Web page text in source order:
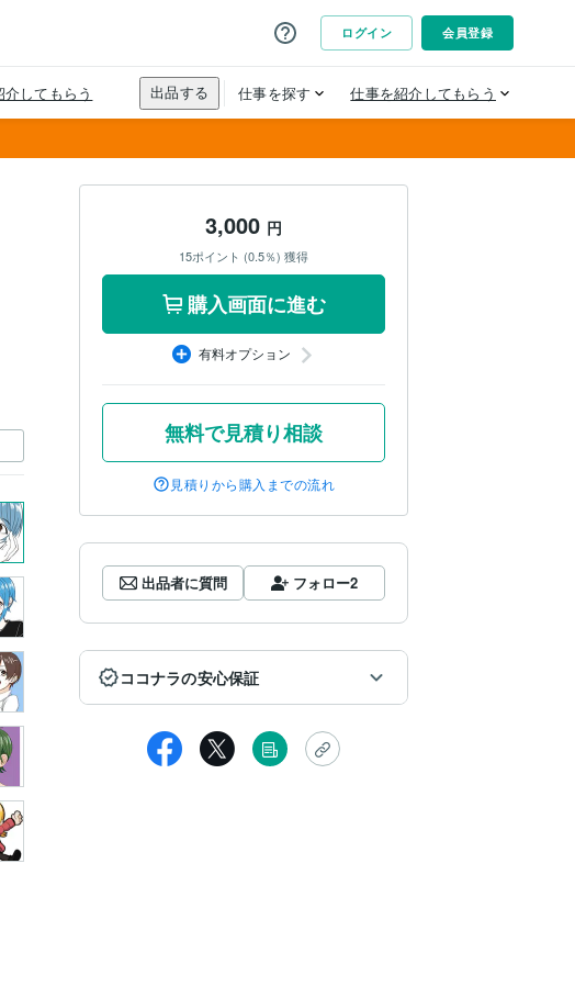
3,000 円
15ポイント (0.5％) 獲得
購入画面に進む
有料オプション
無料で見積り相談
見積りから購入までの流れ
出品者に質問 フォロー2
ココナラの安心保証